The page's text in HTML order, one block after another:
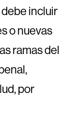
incluir
o nuevas
ramas del
por